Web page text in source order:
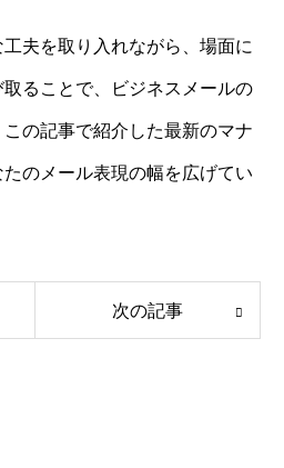
夫を取り入れながら、場面に
ることで、ビジネスメールの
の記事で紹介した最新のマナ
のメール表現の幅を広げてい
次の記事